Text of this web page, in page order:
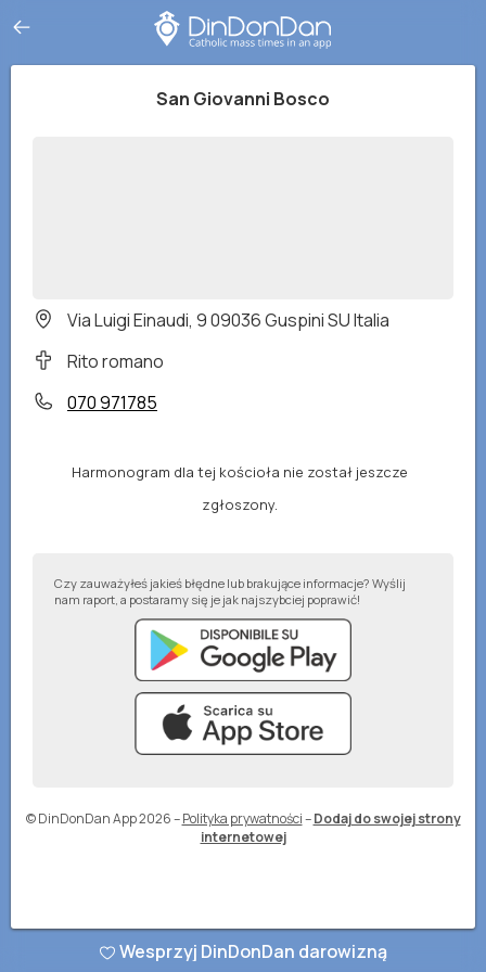
San Giovanni Bosco
Via Luigi Einaudi, 9 09036 Guspini SU Italia
Rito romano
070 971785
Harmonogram dla tej kościoła nie został jeszcze
zgłoszony.
Czy zauważyłeś jakieś błędne lub brakujące informacje? Wyślij
nam raport, a postaramy się je jak najszybciej poprawić!
© DinDonDan App 2026– Polityka prywatności– Dodaj do swojej strony
internetowej
Wesprzyj DinDonDan darowizną